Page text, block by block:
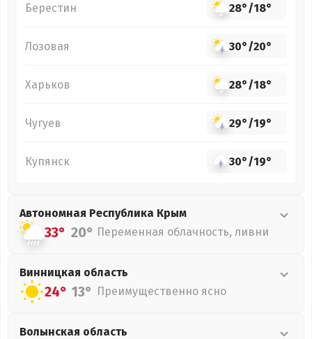
Берестин 28°/18°
Лозовая 30°/20°
Харьков 28°/18°
Чугуев 29°/19°
Купянск 30°/19°
Автономная Республика Крым
33° 20° Переменная облачность, ливни
Винницкая область
24° 13° Преимущественно ясно
Волынская область